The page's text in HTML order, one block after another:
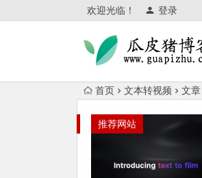
欢迎光临！ 登录
首页 文本转视频 文章
推荐网站